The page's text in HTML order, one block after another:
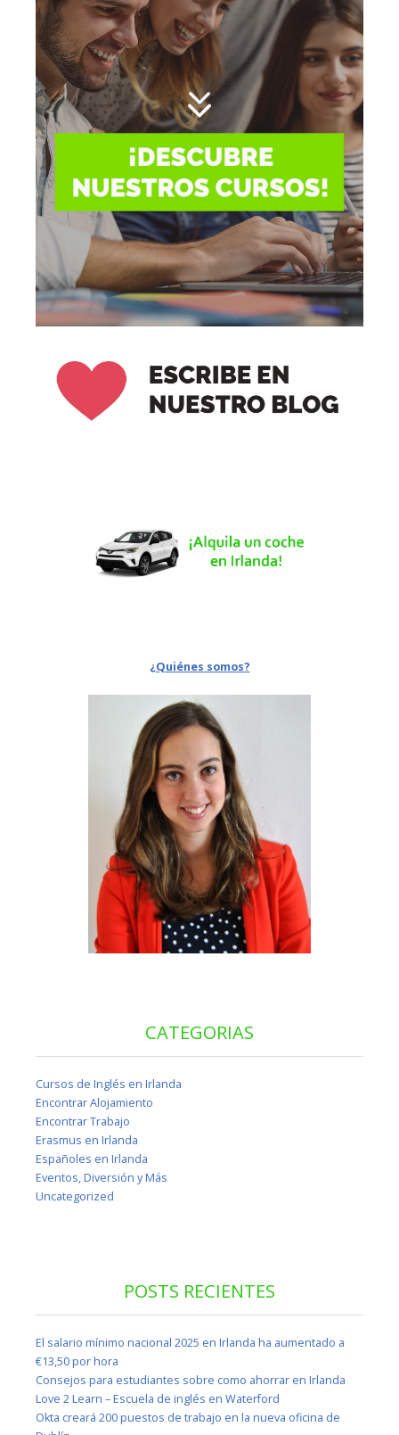
¿Quiénes somos?
CATEGORIAS
Cursos de Inglés en Irlanda
Encontrar Alojamiento
Encontrar Trabajo
Erasmus en Irlanda
Españoles en Irlanda
Eventos, Diversión y Más
Uncategorized
POSTS RECIENTES
El salario mínimo nacional 2025 en Irlanda ha aumentado a
€13,50 por hora
Consejos para estudiantes sobre como ahorrar en Irlanda
Love 2 Learn – Escuela de inglés en Waterford
Okta creará 200 puestos de trabajo en la nueva oficina de